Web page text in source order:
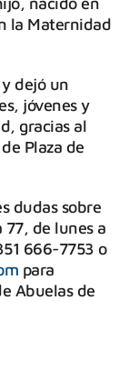
la Maternidad
dejó un
jóvenes y
gracias al
Plaza de
dudas sobre
de lunes a
666-7753 o
para
Abuelas de